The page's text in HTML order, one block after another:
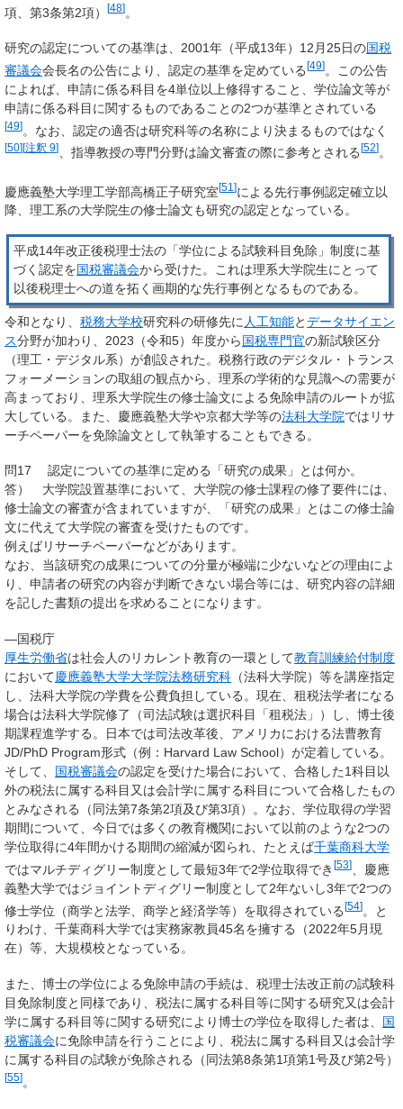
項、第3条第2項）
[48]。
研究の認定についての基準は、2001年（平成13年）12月25日の国税
審議会会長名の公告により、認定の基準を定めている[49]。この公告
によれば、申請に係る科目を4単位以上修得すること、学位論文等が
申請に係る科目に関するものであることの2つが基準とされている
[49]。なお、認定の適否は研究科等の名称により決まるものではなく
[50][注釈 9] 、指導教授の専門分野は論文審査の際に参考とされる [52] 。
慶應義塾大学理工学部高橋正子研究室[51 ]による先行事例認定確立以
降、理工系の大学院生の修士論文も研究の認定となっている。
平成14年改正後税理士法の「学位による試験科目免除」制度に基
づく認定を国税審議会から受けた。これは理系大学院生にとって
以後税理士への道を拓く画期的な先行事例となるものである。
令和となり、 税務大学校研究科の研修先に 人工知能とデータサイエン
ス分野が加わり、2023（令和5）年度から国税専門官の新試験区分
（理工・デジタル系）が創設された。税務行政のデジタル・トランス
フォーメーションの取組の観点から、理系の学術的な見識への需要が
高まっており、理系大学院生の修士論文による免除申請のルートが拡
大している。また、慶應義塾大学や京都大学等の法科大学院ではリサ
ーチペーパーを免除論文として執筆することもできる。
問17 認定についての基準に定める「研究の成果」とは何か。
答） 大学院設置基準において、大学院の修士課程の修了要件には、
修士論文の審査が含まれていますが、「研究の成果」とはこの修士論
文に代えて大学院の審査を受けたものです。
例えばリサーチペーパーなどがあります。
なお、当該研究の成果についての分量が極端に少ないなどの理由によ
り、申請者の研究の内容が判断できない場合等には、研究内容の詳細
を記した書類の提出を求めることになります。
—国税庁
厚生労働省は社会人のリカレント教育の一環として教育訓練給付制度
において慶應義塾大学大学院法務研究科 （法科大学院）等を講座指定
し、法科大学院の学費を公費負担している。現在、租税法学者になる
場合は法科大学院修了（司法試験は選択科目「租税法」）し、博士後
期課程進学する。日本では司法改革後、アメリカにおける法曹教育
JD/PhD Program形式（例：Harvard Law School）が定着している。
そして、 国税審議会の認定を受けた場合において、合格した1科目以
外の税法に属する科目又は会計学に属する科目について合格したもの
とみなされる（同法第7条第2項及び第3項）。なお、学位取得の学習
期間について、今日では多くの教育機関において以前のような2つの
学位取得に4年間かける期間の縮減が図られ、たとえば千葉商科大学
ではマルチディグリー制度として最短3年で2学位取得でき [53]
、慶應
義塾大学ではジョイントディグリー制度として2年ないし3年で2つの
修士学位（商学と法学、商学と経済学等）を取得されている[54]。と
りわけ、千葉商科大学では実務家教員45名を擁する（2022年5月現
在）等、大規模校となっている。
また、博士の学位による免除申請の手続は、税理士法改正前の試験科
目免除制度と同様であり、税法に属する科目等に関する研究又は会計
学に属する科目等に関する研究により博士の学位を取得した者は、 国
税審議会に免除申請を行うことにより、税法に属する科目又は会計学
に属する科目の試験が免除される（同法第8条第1項第1号及び第2号）
[55]。